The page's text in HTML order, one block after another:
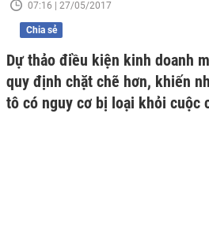
07:16 | 27/05/2017
Chia sẻ
Dự thảo điều kiện kinh doanh
quy định chặt chẽ hơn, khiến
tô có nguy cơ bị loại khỏi cuộc